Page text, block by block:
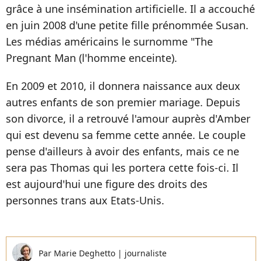
grâce à une insémination artificielle. Il a accouché
en juin 2008 d'une petite fille prénommée Susan.
Les médias américains le surnomme "The
Pregnant Man (l'homme enceinte).
En 2009 et 2010, il donnera naissance aux deux
autres enfants de son premier mariage. Depuis
son divorce, il a retrouvé l'amour auprès d'Amber
qui est devenu sa femme cette année. Le couple
pense d'ailleurs à avoir des enfants, mais ce ne
sera pas Thomas qui les portera cette fois-ci. Il
est aujourd'hui une figure des droits des
personnes trans aux Etats-Unis.
Par Marie Deghetto | journaliste